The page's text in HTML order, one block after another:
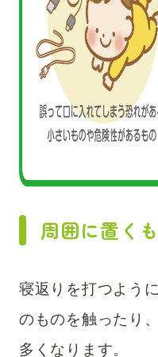
周囲に置く
寝返りを打つよう
のものを触ったり
多くなります。